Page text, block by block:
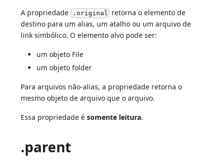
A propriedade .original retorna o elemento de
destino para um alias, um atalho ou um arquivo de
link simbólico. O elemento alvo pode ser:
um objeto File
um objeto folder
Para arquivos não-alias, a propriedade retorna o
mesmo objeto de arquivo que o arquivo.
Essa propriedade ésomente leitura.
.parent